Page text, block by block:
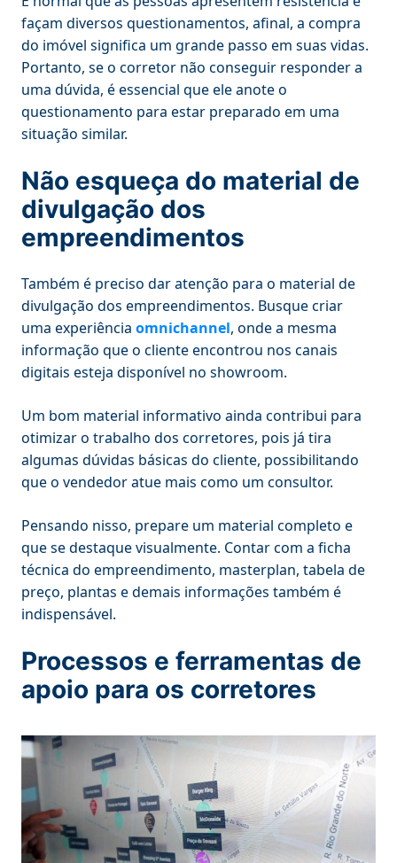
façam diversos questionamentos, afinal, a compra
do imóvel significa um grande passo em suas vidas.
Portanto, se o corretor não conseguir responder a
uma dúvida, é essencial que ele anote o
questionamento para estar preparado em uma
situação similar.
Não esqueça do material de
divulgação dos
empreendimentos
Também é preciso dar atenção para o material de
divulgação dos empreendimentos. Busque criar
uma experiência omnichannel, onde a mesma
informação que o cliente encontrou nos canais
digitais esteja disponível no showroom.
Um bom material informativo ainda contribui para
otimizar o trabalho dos corretores, pois já tira
algumas dúvidas básicas do cliente, possibilitando
que o vendedor atue mais como um consultor.
Pensando nisso, prepare um material completo e
que se destaque visualmente. Contar com a ficha
técnica do empreendimento, masterplan, tabela de
preço, plantas e demais informações também é
indispensável.
Processos e ferramentas de
apoio para os corretores